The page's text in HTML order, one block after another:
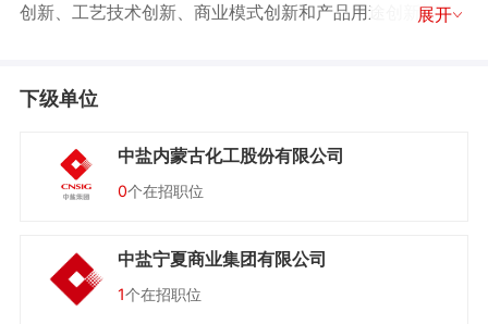
创新、工艺技术创新、商业模式创新和产品用途创新等多
以“创新、变革、竞争、共赢”为战略方针，积极发挥安全食
品保障的综合服务功能；通过主动承担特定的社会功能，
分发挥行业影响力。
中盐人将秉持转型发展、创新发展、开放发展、合作
发展的理念，致力打造世界一流的“国家盐业公司+优秀化
展开
下级单位
中盐内蒙古化工股份有限公司
0个在招职位
中盐宁夏商业集团有限公司
1个在招职位